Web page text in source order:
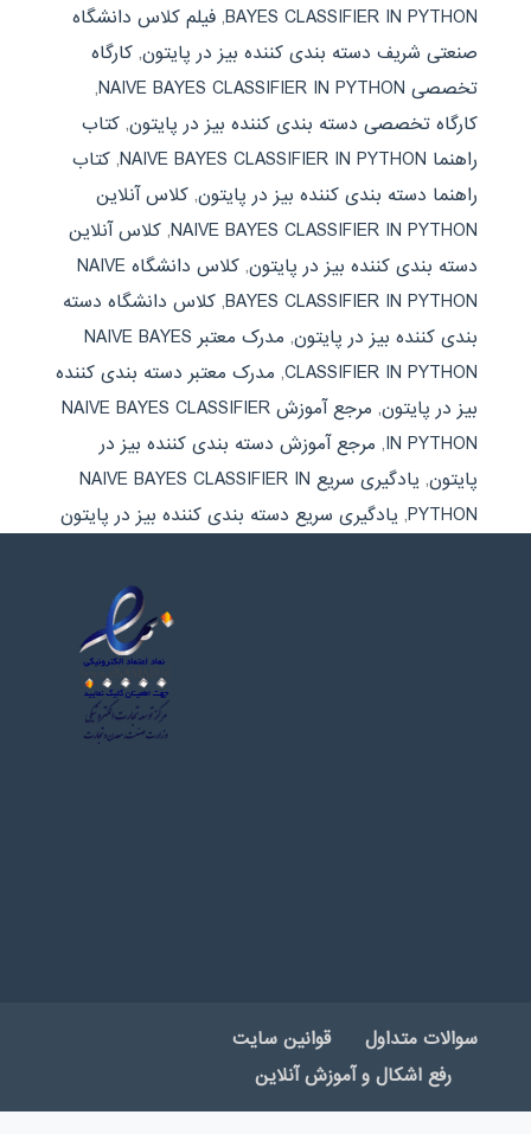
BAYES CLASSIFIER IN PYTHON
, فیلم کلاس دانشگاه
صنعتی شریف دسته بندی کننده بیز در پایتون, کارگاه
تخصصی NAIVE BAYES CLASSIFIER IN PYTHON
,
کارگاه تخصصی دسته بندی کننده بیز در پایتون, کتاب
راهنما NAIVE BAYES CLASSIFIER IN PYTHON
, کتاب
راهنما دسته بندی کننده بیز در پایتون, کلاس آنلاین
NAIVE BAYES CLASSIFIER IN PYTHON
, کلاس آنلاین
دسته بندی کننده بیز در پایتون,
کلاس دانشگاه NAIVE
BAYES CLASSIFIER IN PYTHON
, کلاس دانشگاه دسته
بندی کننده بیز در پایتون,
مدرک معتبر NAIVE BAYES
CLASSIFIER IN PYTHON
, مدرک معتبر دسته بندی کننده
بیز در پایتون,
مرجع آموزش NAIVE BAYES CLASSIFIER
IN PYTHON
, مرجع آموزش دسته بندی کننده بیز در
پایتون,
یادگیری سریع NAIVE BAYES CLASSIFIER IN
PYTHON
, یادگیری سریع دسته بندی کننده بیز در پایتون
سوالات متداول
قوانین سایت
رفع اشکال و آموزش آنلاین